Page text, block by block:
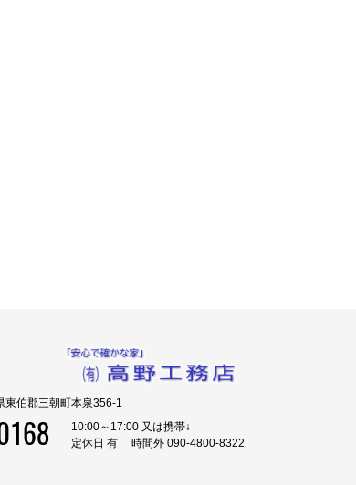
伯郡三朝町本泉356-1
10:00～17:00 又は携帯↓
定休日 有 時間外 090-4800-8322